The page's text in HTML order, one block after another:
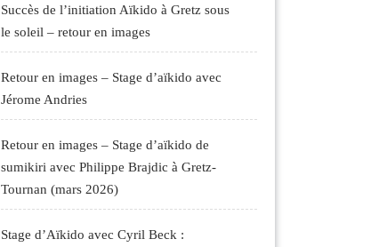
Succès de l’initiation Aïkido à Gretz sous
le soleil – retour en images
Retour en images – Stage d’aïkido avec
Jérome Andries
Retour en images – Stage d’aïkido de
sumikiri avec Philippe Brajdic à Gretz-
Tournan (mars 2026)
Stage d’Aïkido avec Cyril Beck :